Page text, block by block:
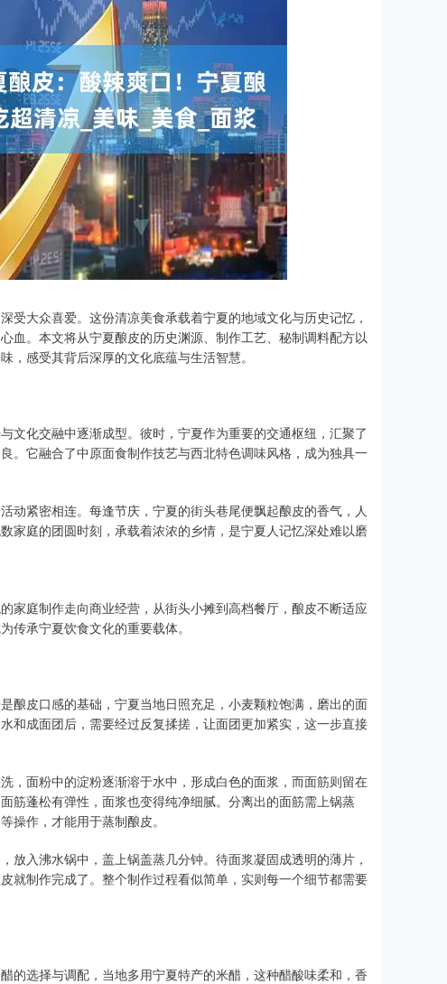
大众喜爱。这份清凉美食承载着宁夏的地域文化与历史记忆，
血。本文将从宁夏酿皮的历史渊源、制作工艺、秘制调料配方以
，感受其背后深厚的文化底蕴与生活智慧。
文化交融中逐渐成型。彼时，宁夏作为重要的交通枢纽，汇聚了
。它融合了中原面食制作技艺与西北特色调味风格，成为独具一
动紧密相连。每逢节庆，宁夏的街头巷尾便飘起酿皮的香气，人
家庭的团圆时刻，承载着浓浓的乡情，是宁夏人记忆深处难以磨
家庭制作走向商业经营，从街头小摊到高档餐厅，酿皮不断适应
传承宁夏饮食文化的重要载体。
酿皮口感的基础，宁夏当地日照充足，小麦颗粒饱满，磨出的面
和成面团后，需要经过反复揉搓，让面团更加紧实，这一步直接
，面粉中的淀粉逐渐溶于水中，形成白色的面浆，而面筋则留在
筋蓬松有弹性，面浆也变得纯净细腻。分离出的面筋需上锅蒸
操作，才能用于蒸制酿皮。
入沸水锅中，盖上锅盖蒸几分钟。待面浆凝固成透明的薄片，
就制作完成了。整个制作过程看似简单，实则每一个细节都需要
的选择与调配，当地多用宁夏特产的米醋，这种醋酸味柔和，香